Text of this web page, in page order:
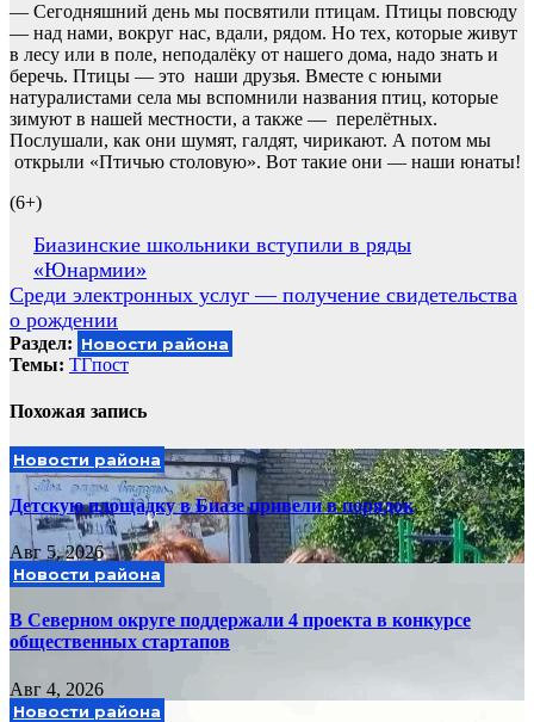
— Сегодняшний день мы посвятили птицам. Птицы повсюду
— над нами, вокруг нас, вдали, рядом. Но тех, которые живут
в лесу или в поле, неподалёку от нашего дома, надо знать и
беречь. Птицы — это наши друзья. Вместе с юными
натуралистами села мы вспомнили названия птиц, которые
зимуют в нашей местности, а также — перелëтных.
Послушали, как они шумят, галдят, чирикают. А потом мы
открыли «Птичью столовую». Вот такие они — наши юнаты!
(6+)
Навигация
по
записям
Биазинские школьники вступили в ряды
«Юнармии»
Среди электронных услуг — получение свидетельства
о рождении
Раздел: Новости района
Темы: ТГпост
Похожая запись
Новости района
Детскую площадку в Биазе привели в порядок
Авг 5, 2026
Новости района
В Северном округе поддержали 4 проекта в конкурсе
общественных стартапов
Авг 4, 2026
Новости района